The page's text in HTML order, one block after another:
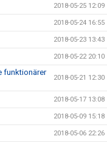
2018-05-25 12:09
2018-05-24 16:55
2018-05-23 13:43
2018-05-22 20:10
funktionärer
2018-05-21 12:30
2018-05-17 13:08
2018-05-09 15:18
2018-05-06 22:26